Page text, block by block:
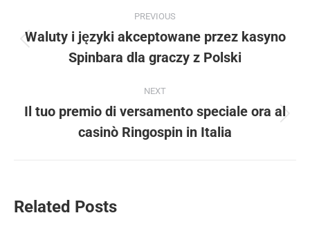
navigation
PREVIOUS
post:
Waluty i języki akceptowane przez kasyno
Spinbara dla graczy z Polski
NEXT
post:
Il tuo premio di versamento speciale ora al
casinò Ringospin in Italia
Related Posts